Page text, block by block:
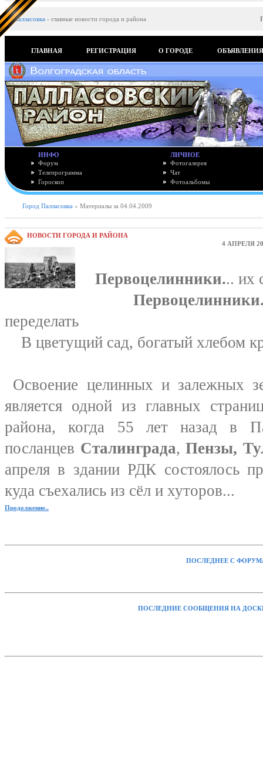
Палласовка - главные новости города и района
ГЛАВНАЯ РЕГИСТРАЦИЯ О ГОРОДЕ ОБЪЯВЛЕНИЯ
ИНФО
Форум
Телепрограмма
Гороскоп
ЛИЧНОЕ
Фотогалерея
Чат
Фотоальбомы
Город Палласовка » Материалы за 04.04.2009
НОВОСТИ ГОРОДА И РАЙОНА
4 АПРЕЛЯ
Первоцелинники... их
переделать
В цветущий сад, богатый хлебом
Освоение целинных и залежных
является одной из главных
района, когда 55 лет назад в
посланцев Сталинграда, Пензы,
апреля в здании РДК состоялось
куда съехались из сёл и хуторов...
Продолжение..
ПОСЛЕДНЕЕ С
ПОСЛЕДНИЕ СООБЩЕНИЯ НА